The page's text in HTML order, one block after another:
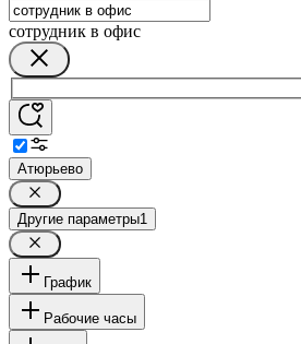
сотрудник в офис
Атюрьево
Другие параметры1
График
Рабочие часы